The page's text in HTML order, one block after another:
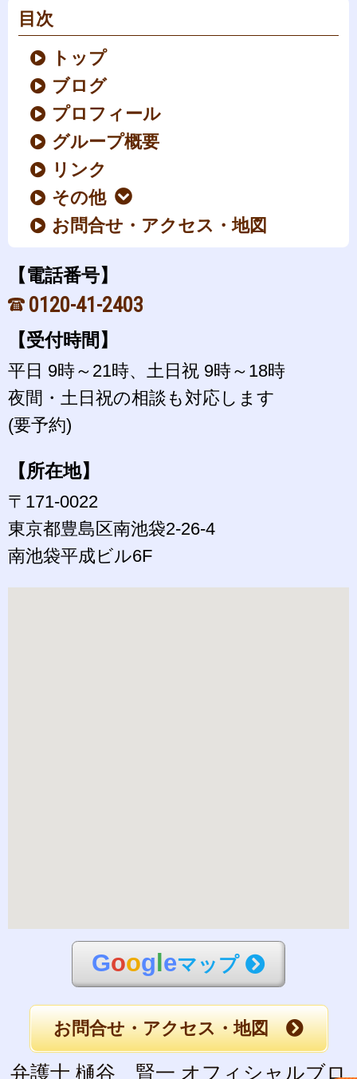
目次
トップ
ブログ
プロフィール
グループ概要
リンク
その他
お問合せ・アクセス・地図
【電話番号】
0120-41-2403
【受付時間】
平日 9時～21時、土日祝 9時～18時
夜間・土日祝の相談も対応します
(要予約)
【所在地】
〒171-0022
東京都豊島区南池袋2-26-4
南池袋平成ビル6F
Goog eマップ
お問合せ・アクセス・地図
弁護士 樋谷 賢一 オフィシャルブロ